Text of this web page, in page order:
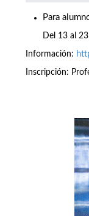
Para
Del 13 al
Información:
Inscripción: